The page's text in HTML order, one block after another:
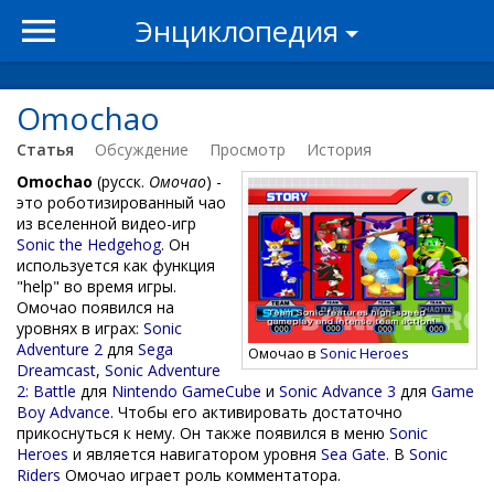
Энциклопедия
Omochao
Статья Обсуждение Просмотр История
Омочао в Sonic Heroes
Omochao (русск. Омочао) -
это роботизированный чао
из вселенной видео-игр
Sonic the Hedgehog. Он
используется как функция
"help" во время игры.
Омочао появился на
уровнях в играх: Sonic
Adventure 2 для Sega
Dreamcast, Sonic Adventure
2: Battle для Nintendo GameCube и Sonic Advance 3 для Game
Boy Advance. Чтобы его активировать достаточно
прикоснуться к нему. Он также появился в меню Sonic
Heroes и является навигатором уровня Sea Gate. В Sonic
Riders Омочао играет роль комментатора.